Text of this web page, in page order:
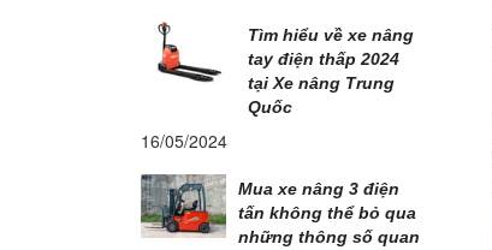
Tìm hiểu về xe nâng
tay điện thấp 2024
tại Xe nâng Trung
Quốc
16/05/2024
Mua xe nâng 3 điện
tấn không thể bỏ qua
những thông số quan